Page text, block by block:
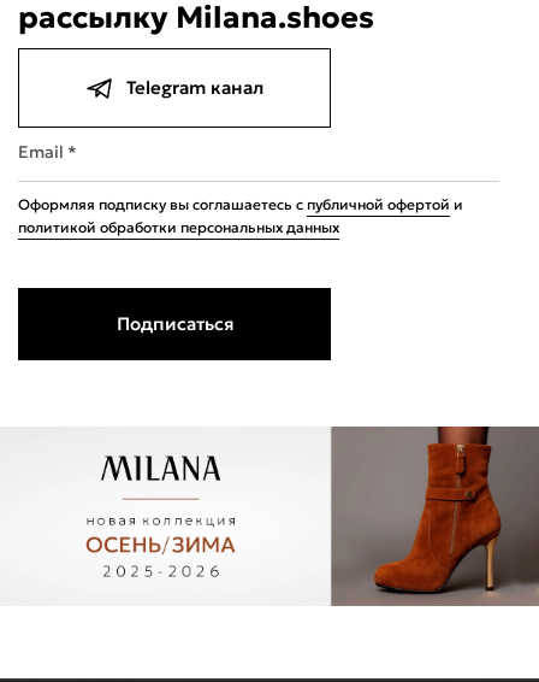
рассылку Milana.shoes
Telegram канал
Email *
Оформляя подписку вы соглашаетесь с публичной офертой и
политикой обработки персональных данных
Подписаться